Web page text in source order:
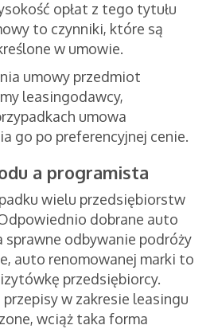
opłat z tego tytułu
to czynniki, które są
w umowie.
umowy przedmiot
leasingodawcy,
umowa
go po preferencyjnej cenie.
a programista
wielu przedsiębiorstw
dobrane auto
sprawne odbywanie podróży
auto renomowanej marki to
przedsiębiorcy.
przepisy w zakresie leasingu
wciąż taka forma